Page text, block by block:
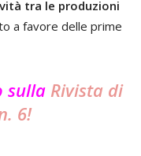
tra le produzioni
a favore delle prime
sulla Rivista di
6!